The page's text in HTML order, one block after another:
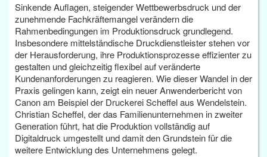
Sinkende Auflagen, steigender Wettbewerbsdruck und der
zunehmende Fachkräftemangel verändern die
Rahmenbedingungen im Produktionsdruck grundlegend.
Insbesondere mittelständische Druckdienstleister stehen vor
der Herausforderung, ihre Produktionsprozesse effizienter zu
gestalten und gleichzeitig flexibel auf veränderte
Kundenanforderungen zu reagieren. Wie dieser Wandel in der
Praxis gelingen kann, zeigt ein neuer Anwenderbericht von
Canon am Beispiel der Druckerei Scheffel aus Wendelstein.
Christian Scheffel, der das Familienunternehmen in zweiter
Generation führt, hat die Produktion vollständig auf
Digitaldruck umgestellt und damit den Grundstein für die
weitere Entwicklung des Unternehmens gelegt.